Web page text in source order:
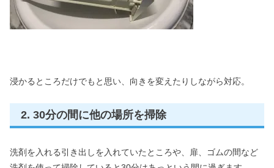
浸かるところだけでもと思い、向きを変えたりしながら対応。
2. 30分の間に他の場所を掃除
洗剤を入れる引き出しを入れていたところや、扉、ゴムの間など